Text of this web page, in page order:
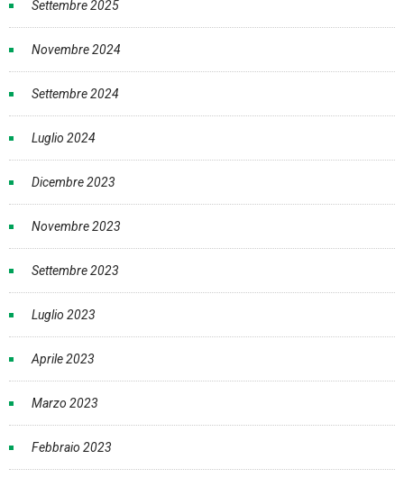
Settembre 2025
Novembre 2024
Settembre 2024
Luglio 2024
Dicembre 2023
Novembre 2023
Settembre 2023
Luglio 2023
Aprile 2023
Marzo 2023
Febbraio 2023